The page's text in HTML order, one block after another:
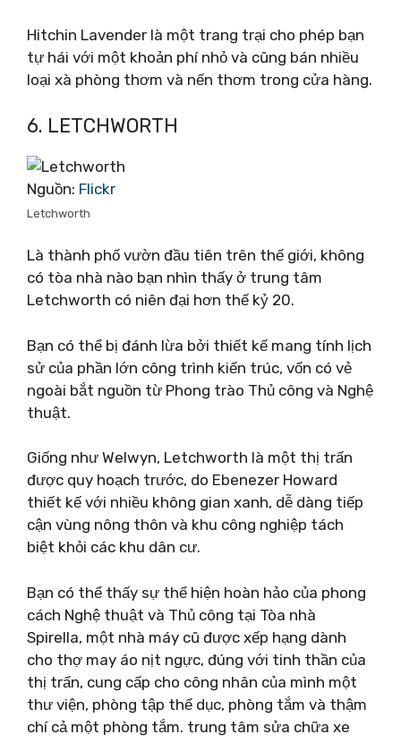
Hitchin Lavender là một trang trại cho phép bạn
tự hái với một khoản phí nhỏ và cũng bán nhiều
loại xà phòng thơm và nến thơm trong cửa hàng.
6. LETCHWORTH
Nguồn: Flickr
Letchworth
Là thành phố vườn đầu tiên trên thế giới, không
có tòa nhà nào bạn nhìn thấy ở trung tâm
Letchworth có niên đại hơn thế kỷ 20.
Bạn có thể bị đánh lừa bởi thiết kế mang tính lịch
sử của phần lớn công trình kiến ​​trúc, vốn có vẻ
ngoài bắt nguồn từ Phong trào Thủ công và Nghệ
thuật.
Giống như Welwyn, Letchworth là một thị trấn
được quy hoạch trước, do Ebenezer Howard
thiết kế với nhiều không gian xanh, dễ dàng tiếp
cận vùng nông thôn và khu công nghiệp tách
biệt khỏi các khu dân cư.
Bạn có thể thấy sự thể hiện hoàn hảo của phong
cách Nghệ thuật và Thủ công tại Tòa nhà
Spirella, một nhà máy cũ được xếp hạng dành
cho thợ may áo nịt ngực, đúng với tinh thần của
thị trấn, cung cấp cho công nhân của mình một
thư viện, phòng tập thể dục, phòng tắm và thậm
chí cả một phòng tắm. trung tâm sửa chữa xe